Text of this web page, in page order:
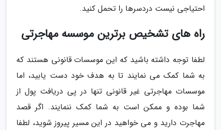
احتیاجی نیست دردسرها را تحمل کنید.
راه های تشخیص برترین موسسه مهاجرتی
لطفا توجه داشته باشید که این موسسات قانونی هستند که
به شما کمک می نمایند تا به هدف خود دست یابید، اما
موسسات مهاجرتی غیر قانونی تنها در پی دریافت پول از
شما بوده و ممکن است به شما کمک ننمایند. اگر قصد
مهاجرت دارید و می خواهید در این مسیر پیروز شوید، لطفا